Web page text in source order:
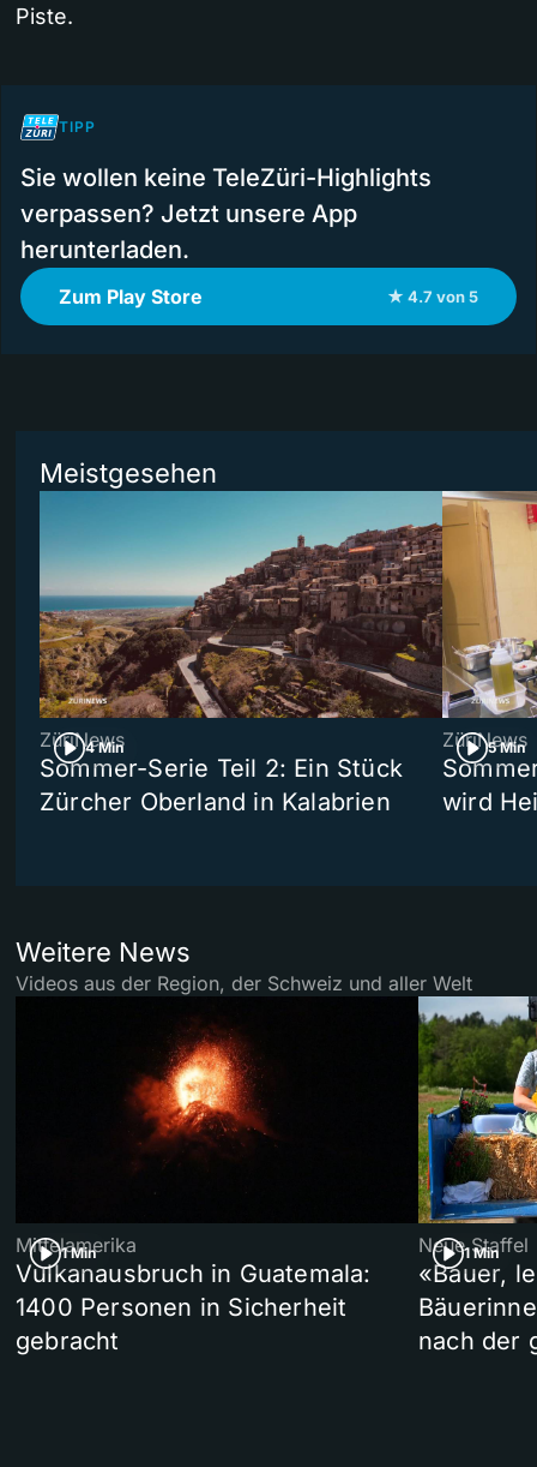
Piste.
TIPP
Sie wollen keine TeleZüri-Highlights
verpassen? Jetzt unsere App
herunterladen.
Zum Play Store ★ 4.7 von 5
Meistgesehen
4 Min
ZüriNews
Sommer-Serie Teil 2: Ein Stück
Zürcher Oberland in Kalabrien
5 Min
ZüriNews
wird
Weitere News
Videos aus der Region, der Schweiz und aller Welt
1 Min
Mittelamerika
Vulkanausbruch in Guatemala:
1400 Personen in Sicherheit
gebracht
1 Min
Neue Staffel
«Bauer,
nach der